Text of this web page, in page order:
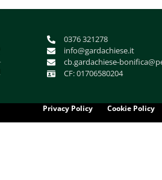
0376 321278
info@gardachiese.it
cb.gardachiese-
CF: 01706580204
Privacy Policy Cookie Policy